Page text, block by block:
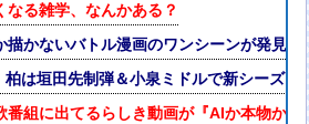
なる雑学、なんかある？
描かないバトル漫画のワンシーンが発
柏は垣田先制弾＆小泉ミドルで新シーズ
番組に出てるらしき動画が『AIか本物か